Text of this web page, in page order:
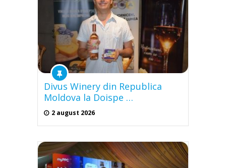
Divus Winery din Republica
Moldova la Doispe …
2 august 2026